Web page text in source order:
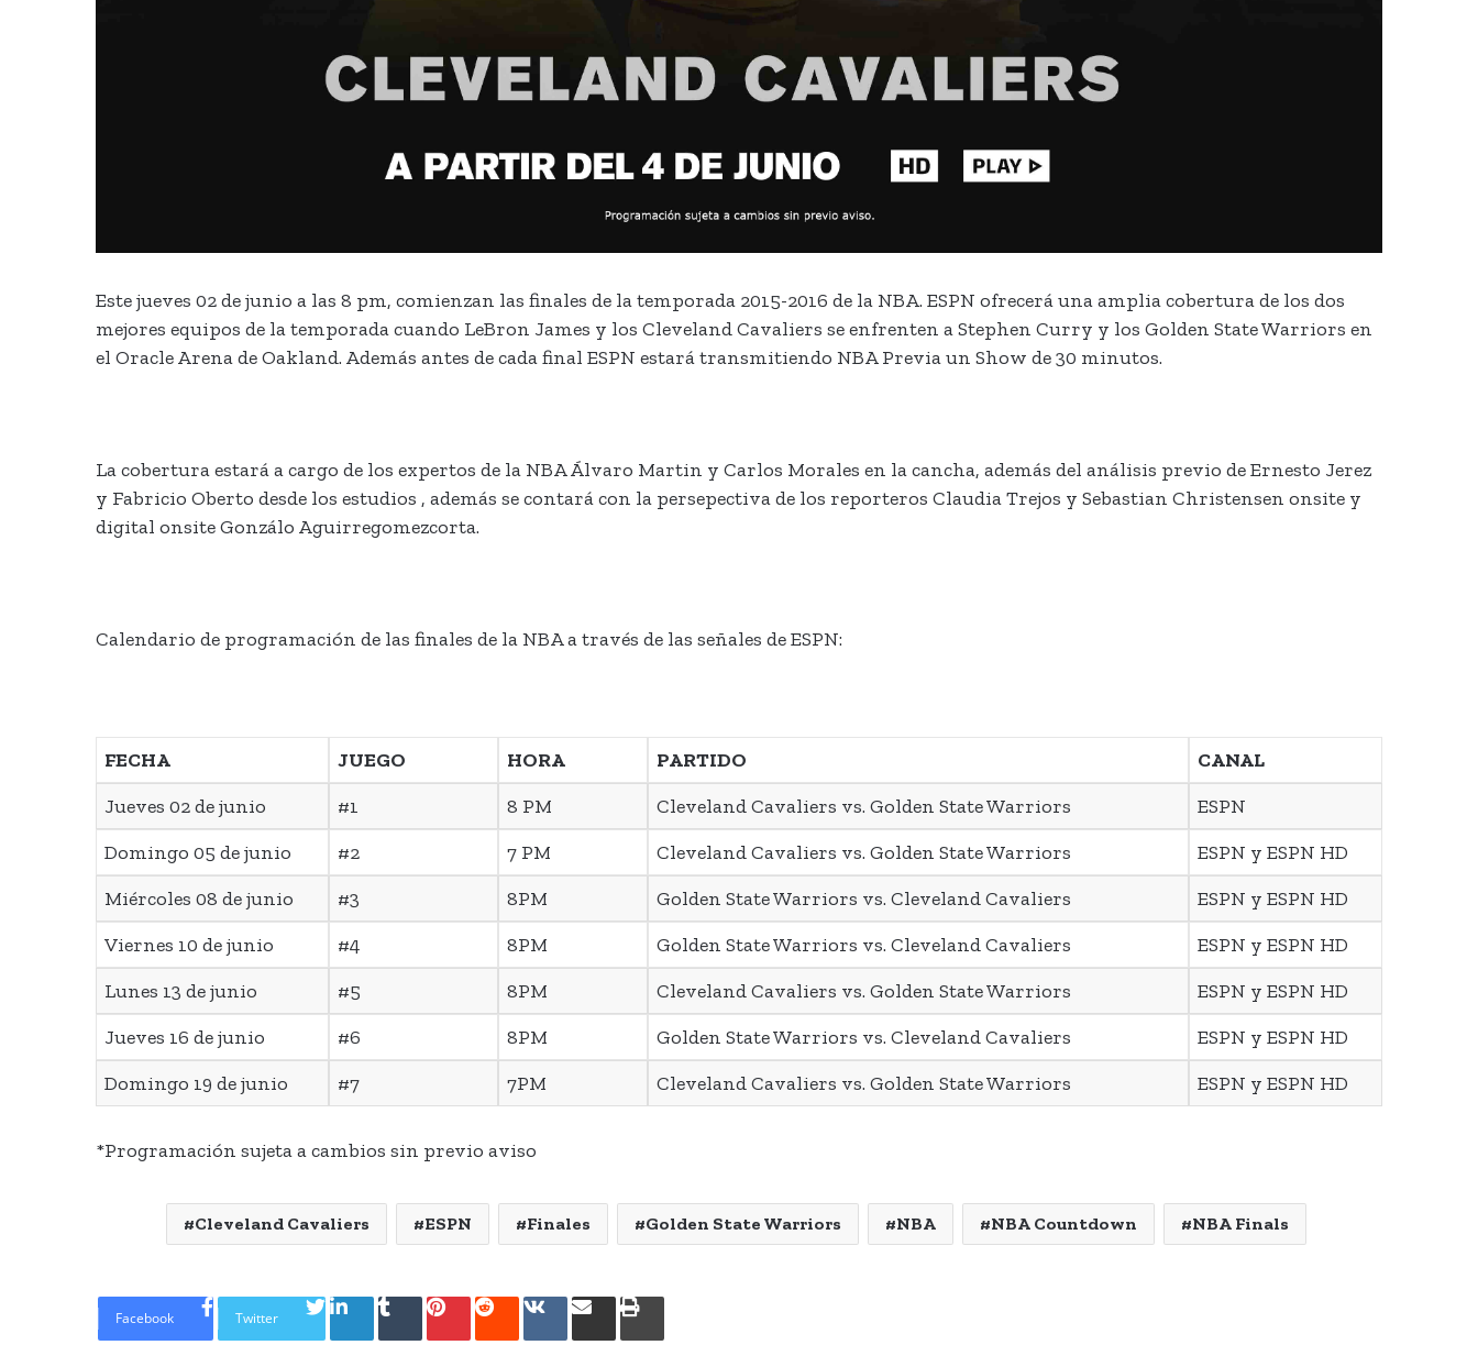
Este jueves 02 de junio a las 8 pm, comienzan las finales de la temporada 2015-2016 de la NBA. ESPN ofrecerá una amplia cobertura de los dos
mejores equipos de la temporada cuando LeBron James y los Cleveland Cavaliers se enfrenten a Stephen Curry y los Golden State Warriors en
el Oracle Arena de Oakland. Además antes de cada final ESPN estará transmitiendo NBA Previa un Show de 30 minutos.
La cobertura estará a cargo de los expertos de la NBA Álvaro Martin y Carlos Morales en la cancha, además del análisis previo de Ernesto Jerez
y Fabricio Oberto desde los estudios , además se contará con la persepectiva de los reporteros Claudia Trejos y Sebastian Christensen onsite y
digital onsite Gonzálo Aguirregomezcorta.
Calendario de programación de las finales de la NBA a través de las señales de ESPN:
FECHA JUEGO HORA PARTIDO
CANAL
Jueves 02 de junio
#1 8 PM Cleveland Cavaliers vs. Golden State Warriors
ESPN
Domingo 05 de junio
#2 7 PM Cleveland Cavaliers vs. Golden State Warriors
ESPN y ESPN HD
Miércoles 08 de junio
#3 8PM Golden State Warriors vs. Cleveland Cavaliers
ESPN y ESPN HD
Viernes 10 de junio
#4 8PM Golden State Warriors vs. Cleveland Cavaliers
ESPN y ESPN HD
Lunes 13 de junio
#5 8PM Cleveland Cavaliers vs. Golden State Warriors
ESPN y ESPN HD
Jueves 16 de junio
#6 8PM Golden State Warriors vs. Cleveland Cavaliers
ESPN y ESPN HD
Domingo 19 de junio
#7 7PM Cleveland Cavaliers vs. Golden State Warriors ESPN y ESPN HD
*Programación sujeta a cambios sin previo aviso
Cleveland Cavaliers ESPN Finales Golden State Warriors NBA NBA Countdown NBA Finals
Facebook Twitter LinkedIn
TumblrPinterestRedditVKontakte
SharePrint